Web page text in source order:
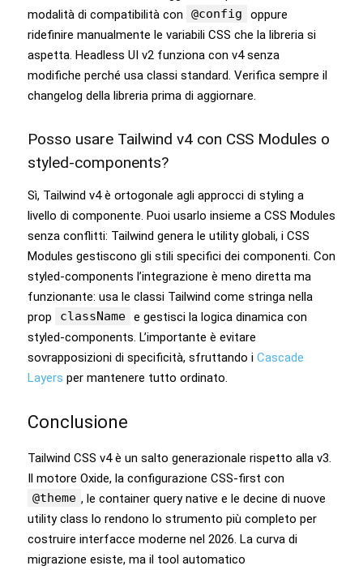
modalità di compatibilità con
@config
oppure
ridefinire manualmente le variabili CSS che la libreria si
aspetta. Headless UI v2 funziona con v4 senza
modifiche perché usa classi standard. Verifica sempre il
changelog della libreria prima di aggiornare.
Posso usare Tailwind v4 con CSS Modules o
styled-components?
Sì, Tailwind v4 è ortogonale agli approcci di styling a
livello di componente. Puoi usarlo insieme a CSS Modules
senza conflitti: Tailwind genera le utility globali, i CSS
Modules gestiscono gli stili specifici dei componenti. Con
styled-components l’integrazione è meno diretta ma
funzionante: usa le classi Tailwind come stringa nella
prop
className e gestisci la logica dinamica con
styled-components. L’importante è evitare
sovrapposizioni di specificità, sfruttando i Cascade
Layers per mantenere tutto ordinato.
Conclusione
Tailwind CSS v4 è un salto generazionale rispetto alla v3.
Il motore Oxide, la configurazione CSS-first con
@theme , le container query native e le decine di nuove
utility class lo rendono lo strumento più completo per
costruire interfacce moderne nel 2026. La curva di
migrazione esiste, ma il tool automatico